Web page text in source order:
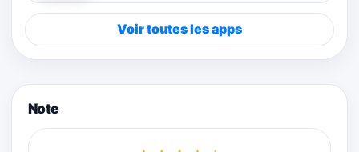
Voir toutes les apps
Note